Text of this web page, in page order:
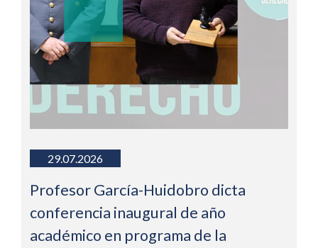
29.07.2026
Profesor García-Huidobro dicta
conferencia inaugural de año
académico en programa de la